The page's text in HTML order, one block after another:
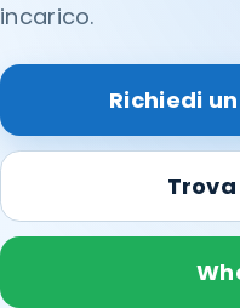
incarico.
Richiedi